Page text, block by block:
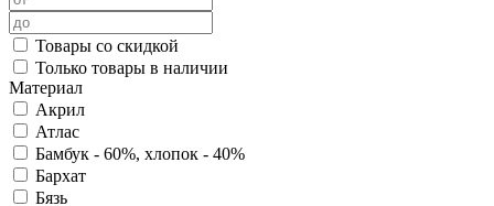
Товары со скидкой
Только товары в наличии
Материал
Акрил
Атлас
Бамбук - 60%, хлопок - 40%
Бархат
Бязь